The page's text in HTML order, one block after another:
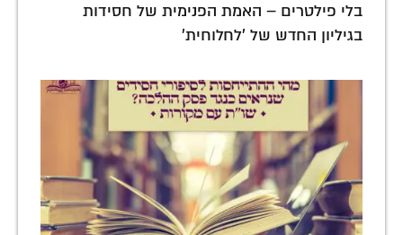
בלי פילטרים – האמת הפנימית של חסידות
בגיליון החדש של 'לחלוחית'